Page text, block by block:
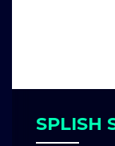
SPLISH